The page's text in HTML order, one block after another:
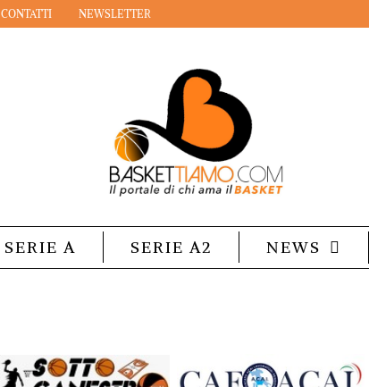
CONTATTI NEWSLETTER
SERIE A SERIE A2 NEWS